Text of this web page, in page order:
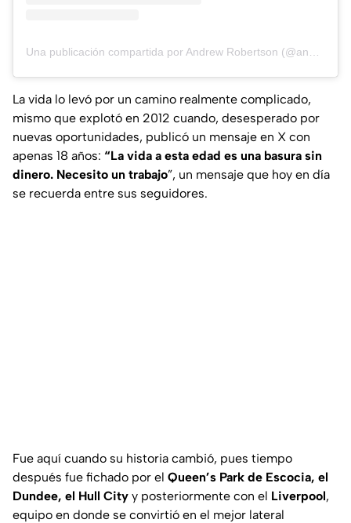
La vida lo levó por un camino realmente complicado,
mismo que explotó en 2012 cuando, desesperado por
nuevas oportunidades, publicó un mensaje en X con
apenas 18 años: “La vida a esta edad es una basura sin
dinero. Necesito un trabajo”, un mensaje que hoy en día
se recuerda entre sus seguidores.
Fue aquí cuando su historia cambió, pues tiempo
después fue fichado por el Queen’s Park de Escocia, el
Dundee, el Hull City y posteriormente con el Liverpool,
equipo en donde se convirtió en el mejor lateral